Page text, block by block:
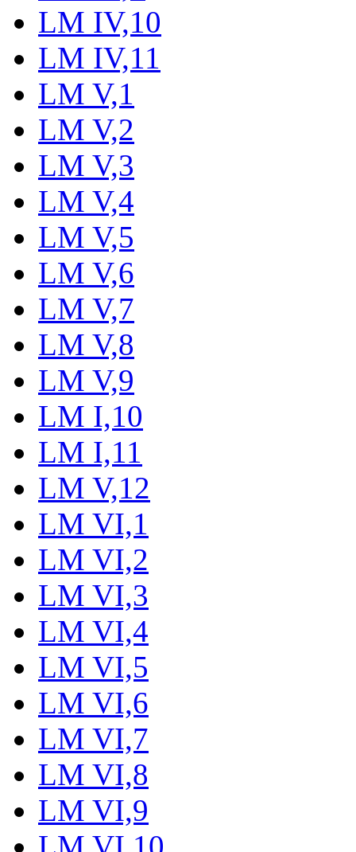
LM IV,10
LM IV,11
LM V,1
LM V,2
LM V,3
LM V,4
LM V,5
LM V,6
LM V,7
LM V,8
LM V,9
LM I,10
LM I,11
LM V,12
LM VI,1
LM VI,2
LM VI,3
LM VI,4
LM VI,5
LM VI,6
LM VI,7
LM VI,8
LM VI,9